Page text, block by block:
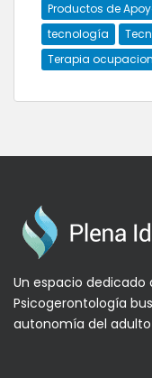
Productos de
tecnología
Terapia
Un espacio dedicado
Psicogerontología
autonomía del